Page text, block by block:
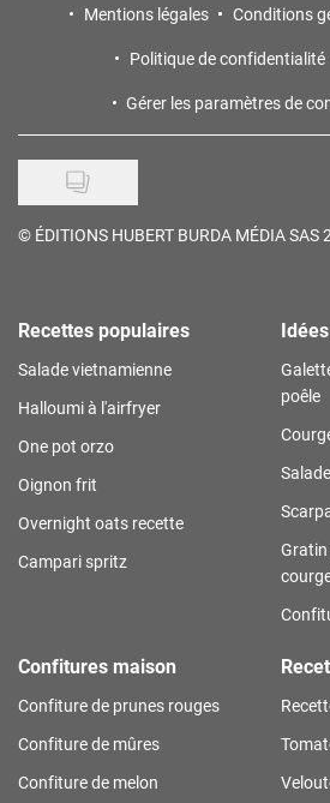
Mentions légales
Conditions
Politique de confidentialité
Gérer les paramètres de
© ÉDITIONS HUBERT BURDA MÉDIA SAS
Recettes populaires
Salade vietnamienne
Halloumi à l'airfryer
One pot orzo
Oignon frit
Overnight oats recette
Campari spritz
poêle
Confitures maison
Confiture de prunes rouges
Confiture de mûres
Confiture de melon